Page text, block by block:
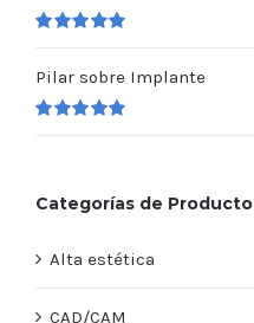
Pilar sobre Implante
Categorías de Producto
Alta estética
CAD/CAM